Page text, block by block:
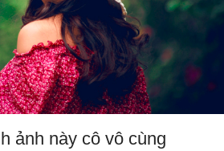
ảnh này cô vô cùng